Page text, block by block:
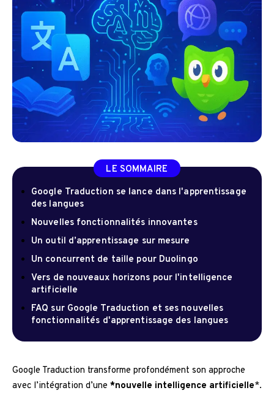
LE SOMMAIRE
Google Traduction se lance dans l'apprentissage
des langues
Nouvelles fonctionnalités innovantes
Un outil d’apprentissage sur mesure
Un concurrent de taille pour Duolingo
Vers de nouveaux horizons pour l'intelligence
artificielle
FAQ sur Google Traduction et ses nouvelles
fonctionnalités d'apprentissage des langues
Google Traduction transforme profondément son approche
avec l’intégration d’une *nouvelle intelligence artificielle*.